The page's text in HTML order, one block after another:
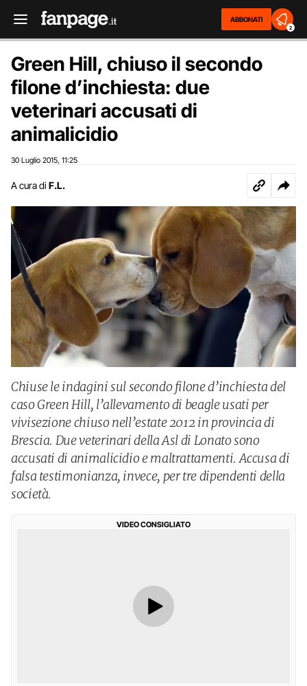
ABBONATI
2
Green Hill, chiuso il secondo
filone d’inchiesta: due
veterinari accusati di
animalicidio
30 Luglio 2015 11:25
A cura di F.L.
Chiuse le indagini sul secondo filone d’inchiesta del
caso Green Hill, l’allevamento di beagle usati per
vivisezione chiuso nell’estate 2012 in provincia di
Brescia. Due veterinari della Asl di Lonato sono
accusati di animalicidio e maltrattamenti. Accusa di
falsa testimonianza, invece, per tre dipendenti della
società.
VIDEO CONSIGLIATO